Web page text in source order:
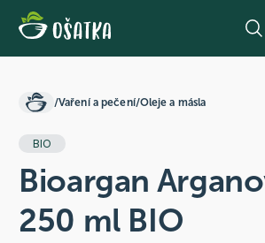
/Vaření a pečení/Oleje a másla
BIO
Bioargan
250 ml BIO